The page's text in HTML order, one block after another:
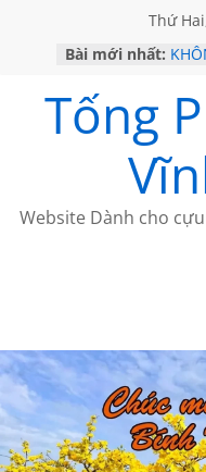
Thứ
Bài mới nhất:
VỀ
Tống
Website Dành cho